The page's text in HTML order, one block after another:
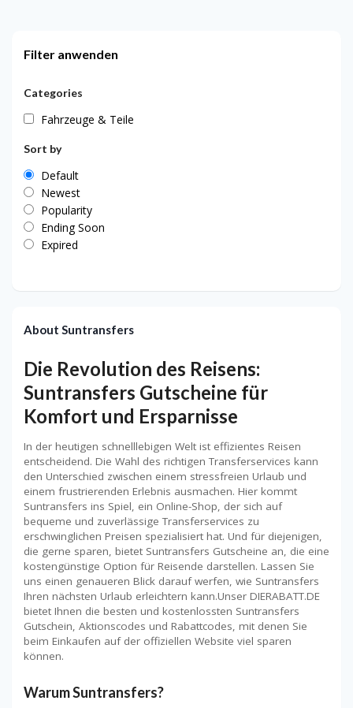
Filter anwenden
Categories
Fahrzeuge & Teile
Sort by
Default
Newest
Popularity
Ending Soon
Expired
About Suntransfers
Die Revolution des Reisens:
Suntransfers Gutscheine für
Komfort und Ersparnisse
In der heutigen schnelllebigen Welt ist effizientes Reisen
entscheidend. Die Wahl des richtigen Transferservices kann
den Unterschied zwischen einem stressfreien Urlaub und
einem frustrierenden Erlebnis ausmachen. Hier kommt
Suntransfers ins Spiel, ein Online-Shop, der sich auf
bequeme und zuverlässige Transferservices zu
erschwinglichen Preisen spezialisiert hat. Und für diejenigen,
die gerne sparen, bietet Suntransfers Gutscheine an, die eine
kostengünstige Option für Reisende darstellen. Lassen Sie
uns einen genaueren Blick darauf werfen, wie Suntransfers
Ihren nächsten Urlaub erleichtern kann.Unser DIERABATT.DE
bietet Ihnen die besten und kostenlossten Suntransfers
Gutschein, Aktionscodes und Rabattcodes, mit denen Sie
beim Einkaufen auf der offiziellen Website viel sparen
können.
Warum Suntransfers?